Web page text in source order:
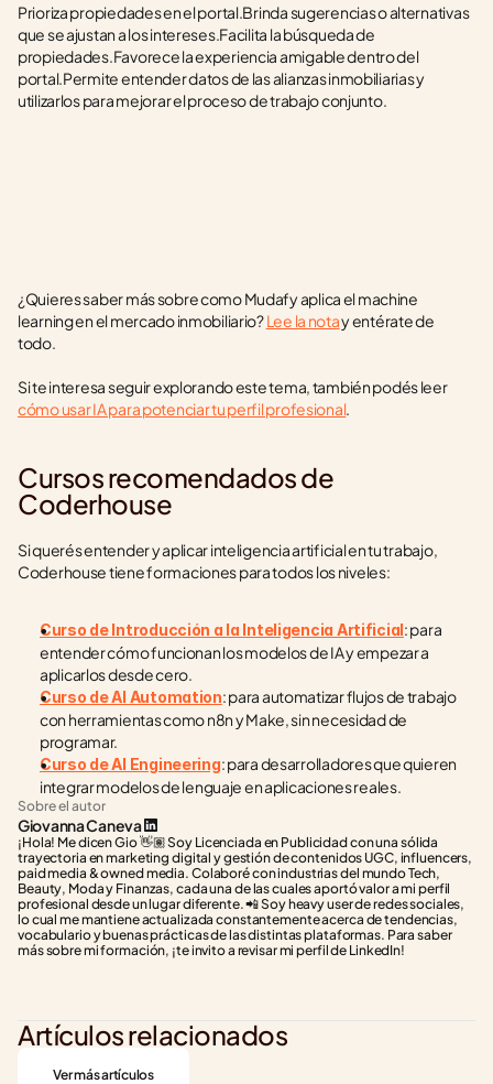
Prioriza propiedades en el portal.Brinda sugerencias o alternativas
que se ajustan a los intereses.Facilita la búsqueda de
propiedades.Favorece la experiencia amigable dentro del
portal.Permite entender datos de las alianzas inmobiliarias y
utilizarlos para mejorar el proceso de trabajo conjunto.
¿Quieres saber más sobre como Mudafy aplica el machine
learning en el mercado inmobiliario? Lee la nota y entérate de
todo.
Si te interesa seguir explorando este tema, también podés leer
cómo usar IA para potenciar tu perfil profesional.
Cursos recomendados de
Coderhouse
Si querés entender y aplicar inteligencia artificial en tu trabajo,
Coderhouse tiene formaciones para todos los niveles:
Curso de Introducción a la Inteligencia Artificial: para
entender cómo funcionan los modelos de IA y empezar a
aplicarlos desde cero.
Curso de AI Automation: para automatizar flujos de trabajo
con herramientas como n8n y Make, sin necesidad de
programar.
Curso de AI Engineering: para desarrolladores que quieren
integrar modelos de lenguaje en aplicaciones reales.
Sobre el autor
Giovanna Caneva
¡Hola! Me dicen Gio 👋🏽 Soy Licenciada en Publicidad con una sólida
trayectoria en marketing digital y gestión de contenidos UGC, influencers,
paid media & owned media. Colaboré con industrias del mundo Tech,
Beauty, Moda y Finanzas, cada una de las cuales aportó valor a mi perfil
profesional desde un lugar diferente. 📲 Soy heavy user de redes sociales,
lo cual me mantiene actualizada constantemente acerca de tendencias,
vocabulario y buenas prácticas de las distintas plataformas. Para saber
más sobre mi formación, ¡te invito a revisar mi perfil de LinkedIn!
Artículos relacionados
Ver más artículos